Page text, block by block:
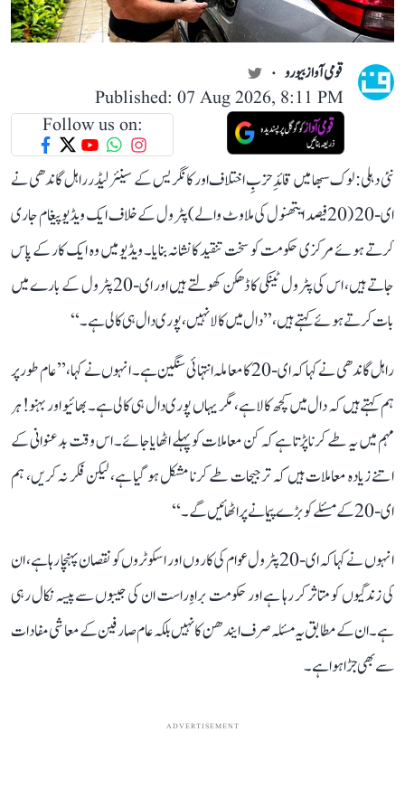
قومی آواز بیورو
Published: 07 Aug 2026, 8:11 PM
Follow us on:
نئی دہلی: لوک سبھا میں قائدِ حزبِ اختلاف اور کانگریس کے سینئر لیڈر راہل گاندھی نے
ای-20 (20 فیصد ایتھنول کی ملاوٹ والے) پٹرول کے خلاف ایک ویڈیو پیغام جاری
کرتے ہوئے مرکزی حکومت کو سخت تنقید کا نشانہ بنایا۔ ویڈیو میں وہ ایک کار کے پاس
جاتے ہیں، اس کی پٹرول ٹینکی کا ڈھکن کھولتے ہیں اور ای-20 پٹرول کے بارے میں
بات کرتے ہوئے کہتے ہیں، ’’دال میں کالا نہیں، پوری دال ہی کالی ہے۔‘‘
راہل گاندھی نے کہا کہ ای-20 کا معاملہ انتہائی سنگین ہے۔ انہوں نے کہا، ’’عام طور پر
ہم کہتے ہیں کہ دال میں کچھ کالا ہے، مگر یہاں پوری دال ہی کالی ہے۔ بھائیو اور بہنو! ہر
مہم میں یہ طے کرنا پڑتا ہے کہ کن معاملات کو پہلے اٹھایا جائے۔ اس وقت بدعنوانی کے
اتنے زیادہ معاملات ہیں کہ ترجیحات طے کرنا مشکل ہو گیا ہے، لیکن فکر نہ کریں، ہم
ای-20 کے مسئلے کو بڑے پیمانے پر اٹھائیں گے۔‘‘
انہوں نے کہا کہ ای-20 پٹرول عوام کی کاروں اور اسکوٹروں کو نقصان پہنچا رہا ہے، ان
کی زندگیوں کو متاثر کر رہا ہے اور حکومت براہِ راست ان کی جیبوں سے پیسہ نکال رہی
ہے۔ ان کے مطابق یہ مسئلہ صرف ایندھن کا نہیں بلکہ عام صارفین کے معاشی مفادات
سے بھی جڑا ہوا ہے۔
ADVERTISEMENT